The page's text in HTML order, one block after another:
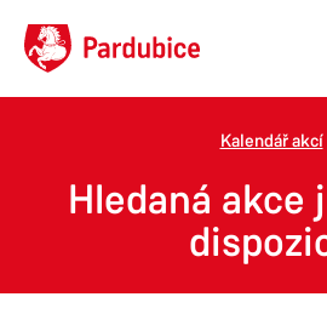
Turista
Aktuality
Kalendář akcí
Hledaná akce